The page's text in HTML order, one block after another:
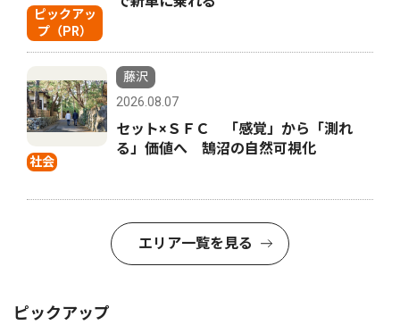
ピックアッ
プ（PR）
社会
藤沢
2026.08.07
セット×ＳＦＣ 「感覚」から「測れ
る」価値へ 鵠沼の自然可視化
エリア一覧を見る
ピックアップ